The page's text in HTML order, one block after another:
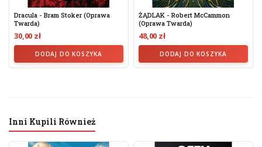
Dracula - Bram Stoker (oprawa
Twarda)
30,00 zł
DODAJ DO KOSZYKA
ŻĄDLAK - Robert McCammon
(oprawa Twarda)
48,00 zł
DODAJ DO KOSZYKA
Inni Kupili Również